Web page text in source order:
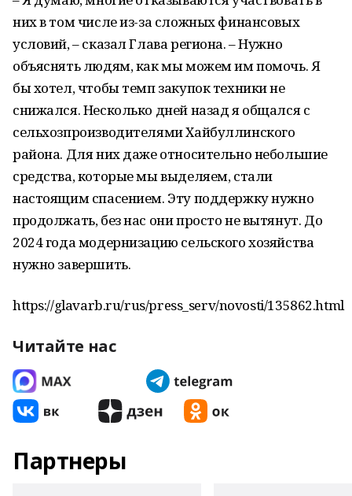
них в том числе из-за сложных финансовых
условий, – сказал Глава региона. – Нужно
объяснять людям, как мы можем им помочь. Я
бы хотел, чтобы темп закупок техники не
снижался. Несколько дней назад я общался с
сельхозпроизводителями Хайбуллинского
района. Для них даже относительно небольшие
средства, которые мы выделяем, стали
настоящим спасением. Эту поддержку нужно
продолжать, без нас они просто не вытянут. До
2024 года модернизацию сельского хозяйства
нужно завершить.
https://glavarb.ru/rus/press_serv/novosti/135862.html
Читайте нас
Партнеры